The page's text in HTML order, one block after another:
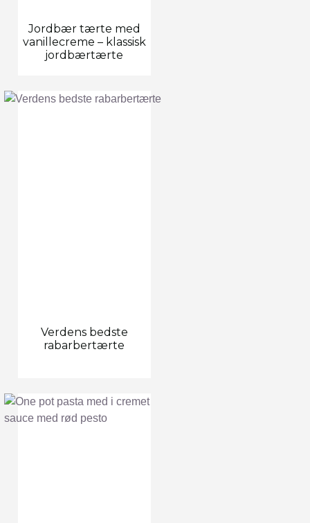
Jordbær tærte med
vanillecreme – klassisk
jordbærtærte
Verdens bedste
rabarbertærte